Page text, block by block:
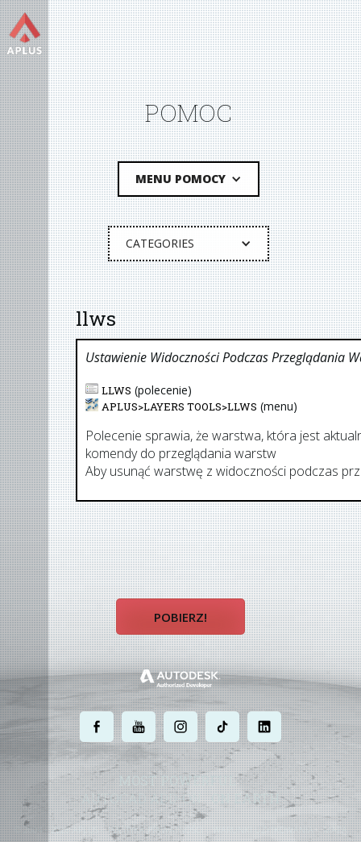
POMOC
MENU POMOCY
CATEGORIES
llws
Ustawienie Widoczności Podczas Przeglądania
LLWS (polecenie)
APLUS>LAYERS TOOLS>LLWS (menu)
Polecenie sprawia, że warstwa, która jest
komendy do przeglądania warstw
Aby usunąć warstwę z widoczności podczas
POBIERZ!
. . . . .
MOST POWERFUL
AUTOCAD ADD-ONON EARTH
© 2004 - 2026 APLUS ·POLITYKA PRYWATNOŚCI·WARUNKI UŻYTKOWANIA·MAPA